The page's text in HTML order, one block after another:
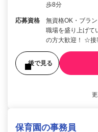
歩8分
応募資格
無資格OK・ブラ
職場を盛り上げて
の方大歓迎！ ☆接
後で見る
保育園の事務員